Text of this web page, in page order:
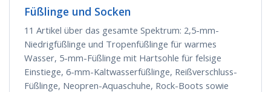
Füßlinge und Socken
11 Artikel über das gesamte Spektrum: 2,5-mm-
Niedrigfüßlinge und Tropenfüßlinge für warmes
Wasser, 5-mm-Füßlinge mit Hartsohle für felsige
Einstiege, 6-mm-Kaltwasserfüßlinge, Reißverschluss-
Füßlinge, Neopren-Aquaschuhe, Rock-Boots sowie